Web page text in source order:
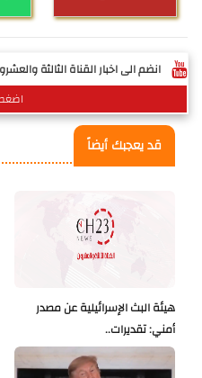
انضم الى اخبار القناة الثالثة
قد يعجبك أيضاً
هيئة البث الإسرائيلية عن مصدر
أمني: تقديرات..